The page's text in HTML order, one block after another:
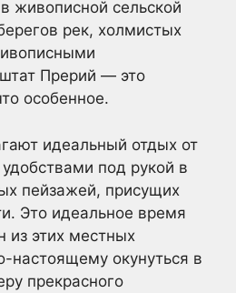
живописной сельской
рек, холмистых
Прерий — это
особенное.
идеальный отдых от
под рукой в
пейзажей, присущих
Это идеальное время
из этих местных
настоящему окунуться в
прекрасного